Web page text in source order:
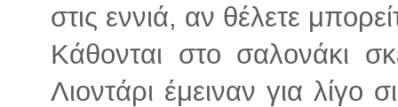
στις εννιά, αν θέλετε
Κάθονται στο σαλονάκι
Λιοντάρι έμειναν για